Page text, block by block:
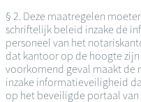
§ 2. Deze maatregelen
schriftelijk beleid inzake de
personeel van het
dat kantoor op de hoogte
voorkomend geval maakt de
inzake informatieveiligheid
op het beveiligde portaal